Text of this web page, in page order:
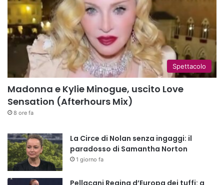
Spettacolo
Madonna e Kylie Minogue, uscito Love
Sensation (Afterhours Mix)
8 ore fa
La Circe di Nolan senza ingaggi: il
paradosso di Samantha Norton
1 giorno fa